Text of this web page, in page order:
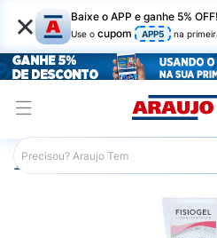
× Baixe o APP e ganhe 5% OFF!
Use o cupom APP5 na
Araujo Dermocosméticos